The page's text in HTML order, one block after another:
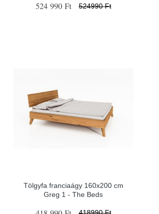
524 990 Ft 524990 Ft
Tölgyfa franciaágy 160x200 cm
Greg 1 - The Beds